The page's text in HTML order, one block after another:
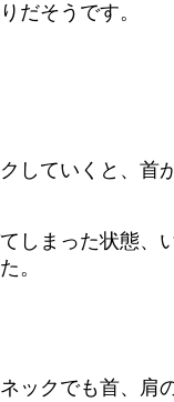
だそうです。
していくと、首
しまった状態、
。
ックでも首、肩